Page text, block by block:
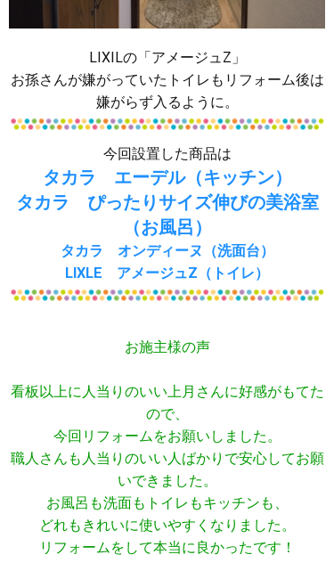
LIXILの「アメージュZ」
お孫さんが嫌がっていたトイレもリフォーム後は
嫌がらず入るように。
今回設置した商品は
タカラ エーデル（キッチン）
タカラ ぴったりサイズ伸びの美浴室
（お風呂）
タカラ オンディーヌ（洗面台）
LIXLE アメージュZ（トイレ）
お施主様の声
看板以上に人当りのいい上月さんに好感がもてた
ので、
今回リフォームをお願いしました。
職人さんも人当りのいい人ばかりで安心してお願
いできました。
お風呂も洗面もトイレもキッチンも、
どれもきれいに使いやすくなりました。
リフォームをして本当に良かったです！